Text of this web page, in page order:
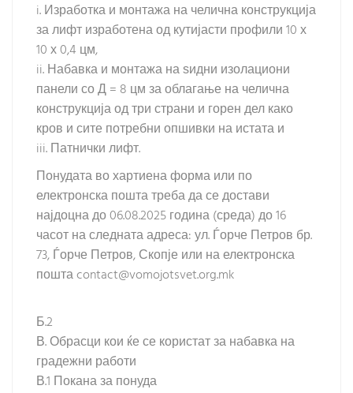
i. Изработка и монтажа на челична конструкција
за лифт изработена од кутијасти профили 10 х
10 х 0,4 цм,
ii. Набавка и монтажа на ѕидни изолациони
панели со Д = 8 цм за облагање на челична
конструкција од три страни и горен дел како
кров и сите потребни опшивки на истата и
iii. Патнички лифт.
Понудата во хартиена форма или по
електронска пошта треба да се достави
најдоцна до 06.08.2025 година (среда) до 16
часот на следната адреса: ул. Ѓорче Петров бр.
73, Ѓорче Петров, Скопје или на електронска
пошта contact@vomojotsvet.org.mk
Б.2
В. Обрасци кои ќе се користат за набавка на
градежни работи
В.1 Покана за понуда